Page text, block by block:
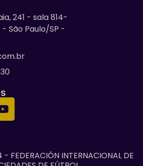
241 - sala 814-
- São Paulo/SP -
INTERNACIONAL DE